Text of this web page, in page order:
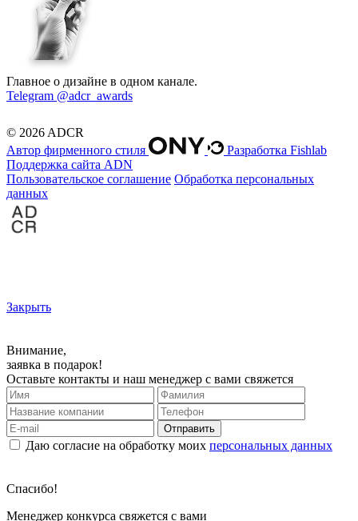
Главное о дизайне в одном канале.
Telegram @adcr_awards
© 2026 ADCR
Автор фирменного стиля
Разработка Fishlab
Поддержка сайта ADN
Пользовательское соглашение Обработка персональных
данных
Закрыть
Внимание,
заявка в подарок!
Оставьте контакты и наш менеджер с вами свяжется
Отправить
Даю согласие на обработку моих персональных данных
Спасибо!
Менеджер конкурса свяжется с вами